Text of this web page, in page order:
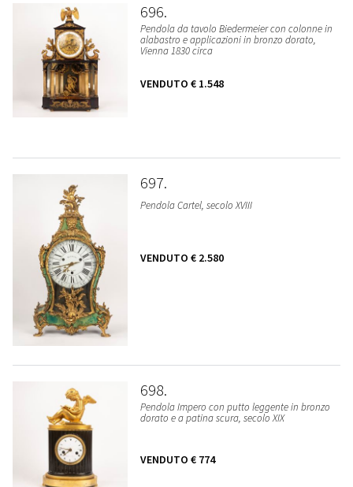
696
Pendola da tavolo Biedermeier con colonne in
alabastro e applicazioni in bronzo dorato,
Vienna 1830 circa
VENDUTO € 1.548
697
Pendola Cartel, secolo XVIII
VENDUTO € 2.580
698
Pendola Impero con putto leggente in bronzo
dorato e a patina scura, secolo XIX
VENDUTO € 774